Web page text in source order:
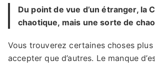
Du point de vue d’un étranger, la
chaotique, mais une sorte de
Vous trouverez certaines choses
accepter que d’autres. Le manque